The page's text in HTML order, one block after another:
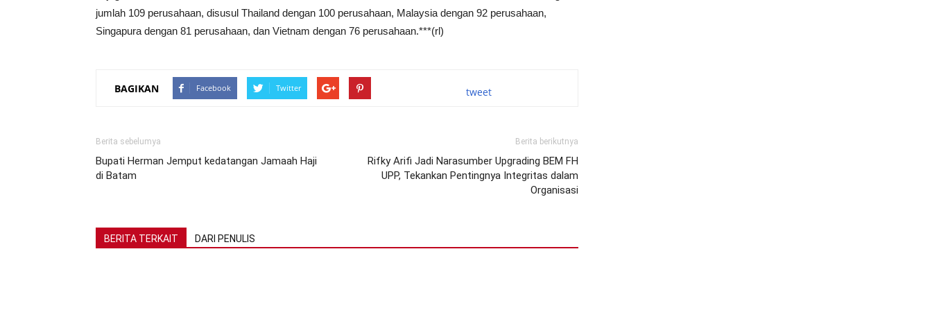
jumlah 109 perusahaan, disusul Thailand dengan 100 perusahaan, Malaysia dengan 92 perusahaan,
Singapura dengan 81 perusahaan, dan Vietnam dengan 76 perusahaan.***(rl)
BAGIKAN Facebook Twitter tweet
Berita sebelumya
Bupati Herman Jemput kedatangan Jamaah Haji
di Batam
Berita berikutnya
Rifky Arifi Jadi Narasumber Upgrading BEM FH
UPP, Tekankan Pentingnya Integritas dalam
Organisasi
BERITA TERKAIT DARI PENULIS